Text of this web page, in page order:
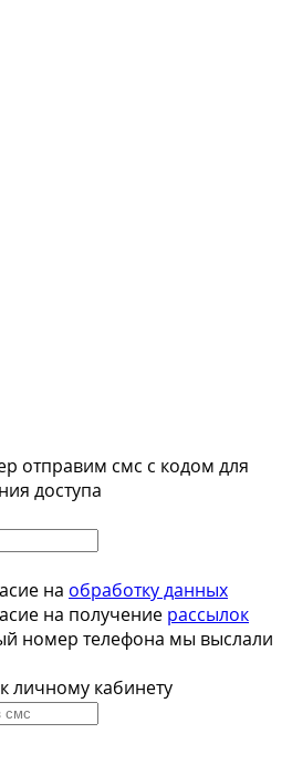
отправим смс с кодом для
доступа
на обработку данных
на получение рассылок
номер телефона мы выслали
личному кабинету